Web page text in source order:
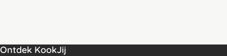
Ontdek KookJij